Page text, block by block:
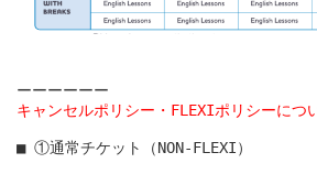
キャンセルポリシー・FLEXIポリシーにつ
■ ①通常チケット（NON-FLEXI）